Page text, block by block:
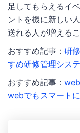
足してもらえるイ
ントを機に新しい
送れる人が増える
おすすめ記事： 研
すめ研修管理シス
おすすめ記事：
webでもスマート